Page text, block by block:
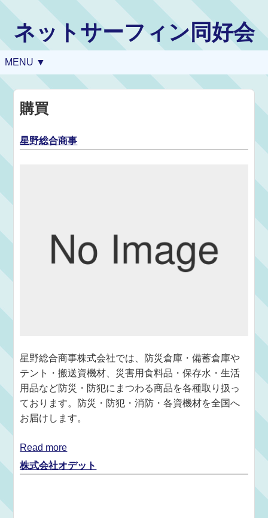
ネットサーフィン同好会
MENU ▼
購買
星野総合商事
星野総合商事株式会社では、防災倉庫・備蓄倉庫や
テント・搬送資機材、災害用食料品・保存水・生活
用品など防災・防犯にまつわる商品を各種取り扱っ
ております。防災・防犯・消防・各資機材を全国へ
お届けします。
Read more
株式会社オデット